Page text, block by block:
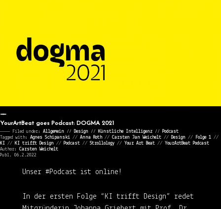
YourArtBeat goes Podcast: DOGMA 2021
———— Filed under: Allgemein ⁄⁄ Design ⁄⁄ Künstliche Intelligenz ⁄⁄ Podcast
Tagged with: Agnes Schipanski // Anna Roth// Carsten Jan Weichelt // Design // Folge 1 //
KI // KI trifft Design // Podcast // Strollology // Your Art Beat // YourArtBeat Podcast
Author: Carsten Weichelt
Publ. 06.2.2022
Unser #Podcast ist online!
In der ersten Folge “KI trifft Design” redet